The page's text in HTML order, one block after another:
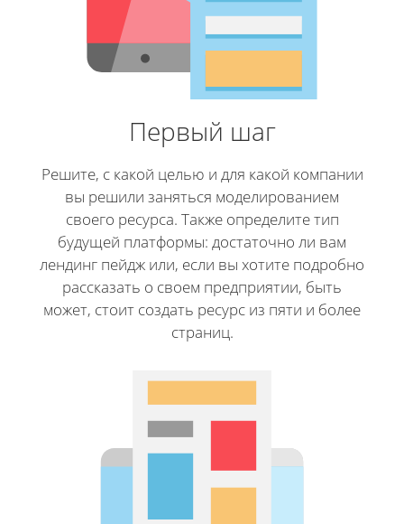
Первый шаг
Решите, с какой целью и для какой компании
вы решили заняться моделированием
своего ресурса. Также определите тип
будущей платформы: достаточно ли вам
лендинг пейдж или, если вы хотите подробно
рассказать о своем предприятии, быть
может, стоит создать ресурс из пяти и более
страниц.